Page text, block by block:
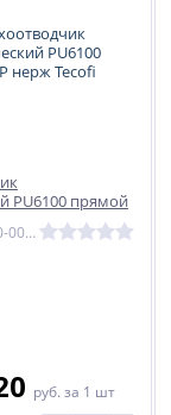
PU6100 прямой
Артикул: PU6100-0015
руб. за 1 шт